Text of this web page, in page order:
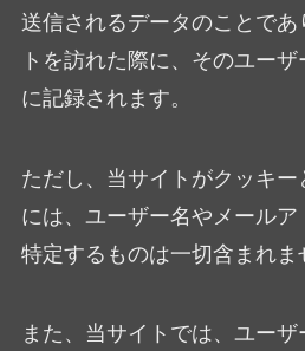
送信されるデータのことであ
トを訪れた際に、そのユー
に記録されます。
ただし、当サイトがクッキ
には、ユーザー名やメール
特定するものは一切含まれま
また、当サイトでは、ユーザ